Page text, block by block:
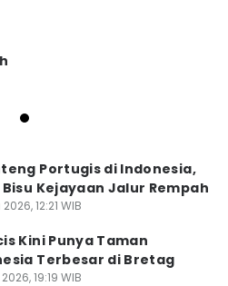
Portugis di Indonesia,
Bisu Kejayaan Jalur Rempah
12:21 WIB
Kini Punya Taman
Terbesar di Bretag
19:19 WIB